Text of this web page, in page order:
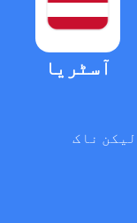
آسٹریا
ناک